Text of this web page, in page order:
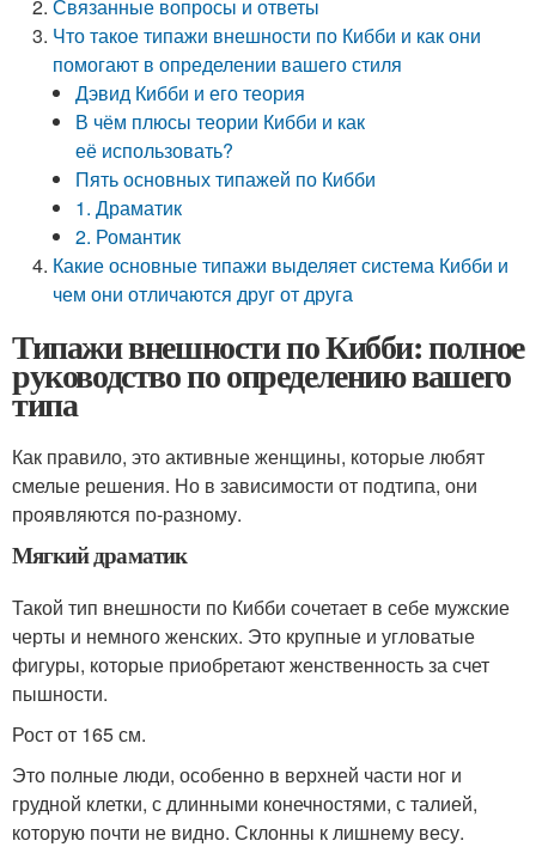
Связанные вопросы и ответы
Что такое типажи внешности по Кибби и как они
помогают в определении вашего стиля
Дэвид Кибби и его теория
В чём плюсы теории Кибби и как
её использовать?
Пять основных типажей по Кибби
1. Драматик
2. Романтик
Какие основные типажи выделяет система Кибби и
чем они отличаются друг от друга
Типажи внешности по Кибби: полное
руководство по определению вашего
типа
Как правило, это активные женщины, которые любят
смелые решения. Но в зависимости от подтипа, они
проявляются по-разному.
Мягкий драматик
Такой тип внешности по Кибби сочетает в себе мужские
черты и немного женских. Это крупные и угловатые
фигуры, которые приобретают женственность за счет
пышности.
Рост от 165 см.
Это полные люди, особенно в верхней части ног и
грудной клетки, с длинными конечностями, с талией,
которую почти не видно. Склонны к лишнему весу.